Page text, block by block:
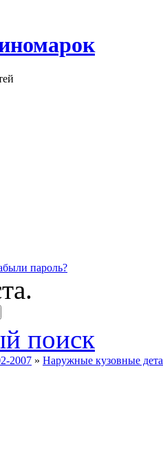
пароль?
поиск
2007 » Наружные кузовные